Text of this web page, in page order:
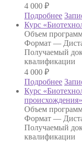
4 000 ₽
Подробнее
Курс
Объем
Формат —
Получаемый
квалификации
4 000 ₽
Подробнее
Курс
происхождения»
Объем
Формат —
Получаемый
квалификации